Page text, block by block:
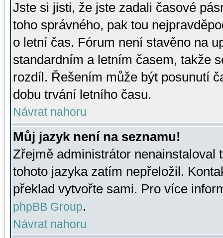
Jste si jisti, že jste zadali časové
toho správného, pak tou
o letní čas. Fórum není stavěno na
standardním a letním časem, takže
rozdíl. Řešením může být posunutí
dobu trvání letního času.
Návrat nahoru
Můj jazyk není na seznamu!
Zřejmě administrátor nenainstaloval
tohoto jazyka zatím nepřeložil.
překlad vytvořte sami. Pro více
phpBB Group.
Návrat nahoru